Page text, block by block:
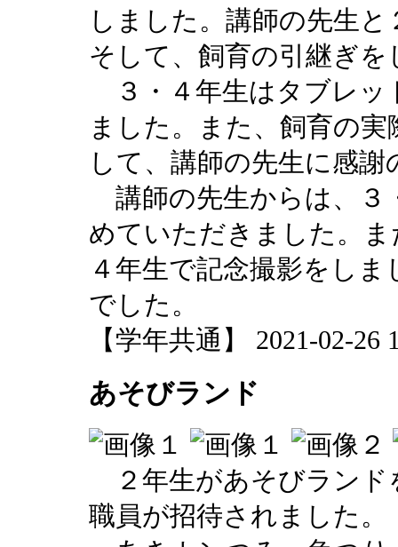
しました。講師の先生
そして、飼育の引継ぎを
３・４年生はタブレッ
ました。また、飼育の
して、講師の先生に感
講師の先生からは、３
めていただきました。
４年生で記念撮影をし
でした。
【学年共通】 2021-02-26
あそびランド
２年生があそびランド
職員が招待されました。